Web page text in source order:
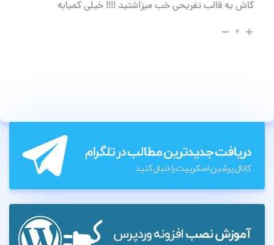
کاش یه قالب تفریحی خب میزاشتید !!!! خیلی کمیابه
۰